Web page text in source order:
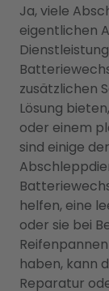
Ja, viele
eigentlichen
zusätzlichen
Lösung
oder einem
sind einige
helfen, eine
oder sie bei
haben, kann
Reparatur